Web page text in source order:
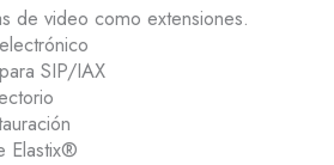
de video como extensiones.
SIP/IAX
Elastix®